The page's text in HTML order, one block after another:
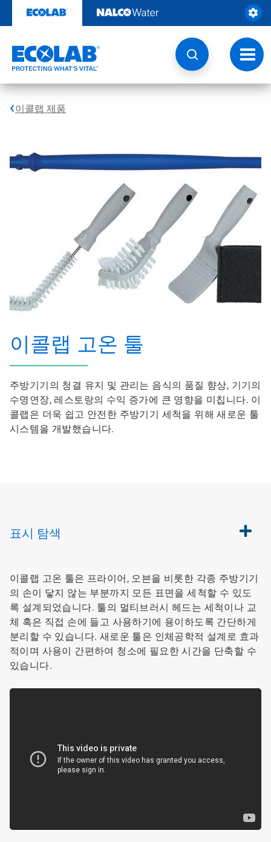
츠
기
토
글
내
비
이콜랩 제품
이콜랩 고온 툴
주방기기의 청결 유지 및 관리는 음식의 품질 향상, 기기의
수명연장, 레스토랑의 수익 증가에 큰 영향을 미칩니다. 이
콜랩은 더욱 쉽고 안전한 주방기기 세척을 위해 새로운 툴
시스템을 개발했습니다.
표시 탐색
이콜랩 고온 툴은 프라이어, 오븐을 비롯한 각종 주방기기
의 손이 닿지 않는 부분까지 모든 표면을 세척할 수 있도
록 설계되었습니다. 툴의 멀티브러시 헤드는 세척이나 교
체 혹은 직접 손에 들고 사용하기에 용이하도록 간단하게
분리할 수 있습니다. 새로운 툴은 인체공학적 설계로 효과
적이며 사용이 간편하여 청소에 필요한 시간을 단축할 수
있습니다.